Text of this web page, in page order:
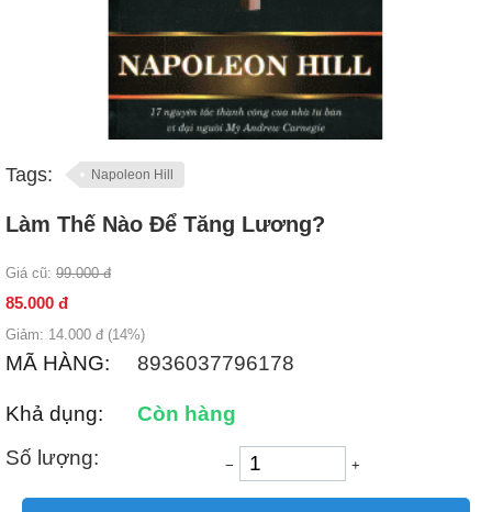
Tags: Napoleon Hill
Làm Thế Nào Để Tăng Lương?
Giá cũ: 99.000 đ
85.000 đ
Giảm: 14.000 đ (14%)
MÃ HÀNG: 8936037796178
Khả dụng:
Còn hàng
Số lượng:
− +